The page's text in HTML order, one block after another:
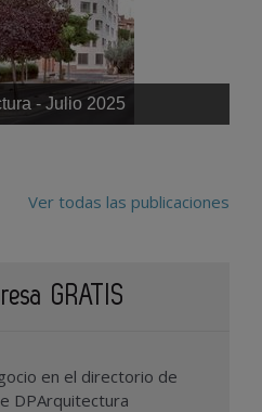
- Julio 2025
Ver todas las publicaciones
GRATIS
en el directorio de
DPArquitectura